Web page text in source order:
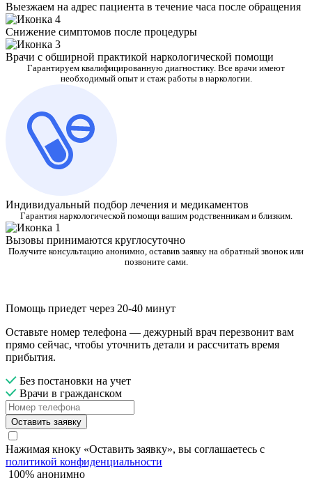
Выезжаем на адрес пациента в течение часа после обращения
Снижение симптомов после процедуры
Врачи с обширной практикой наркологической помощи
Гарантируем квалифицированную диагностику. Все врачи имеют
необходимый опыт и стаж работы в наркологии.
Индивидуальный подбор лечения и медикаментов
Гарантия наркологической помощи вашим родственникам и близким.
Вызовы принимаются круглосуточно
Получите консультацию анонимно, оставив заявку на обратный звонок или
позвоните сами.
Помощь приедет через 20-40 минут
Оставьте номер телефона — дежурный врач перезвонит вам
прямо сейчас, чтобы уточнить детали и рассчитать время
прибытия.
Без постановки на учет
Врачи в гражданском
Оставить заявку
Нажимая кноку «Оставить заявку», вы соглашаетесь с
политикой конфиденциальности
100% анонимно